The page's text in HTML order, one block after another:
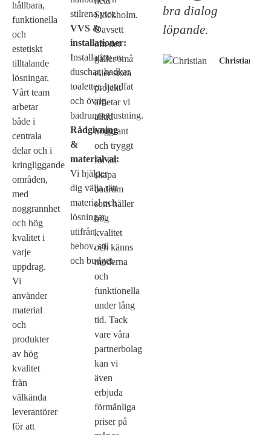
hållbara,
funktionella
och
estetiskt
tilltalande
lösningar.
Vårt team
arbetar
både i
centrala
delar och i
kringliggande
områden,
med
noggrannhet
och hög
kvalitet i
varje
uppdrag.
Vi
använder
material
och
produkter
av hög
kvalitet
från
välkända
leverantörer
för att
stilrena ytor.
VVS &
installationer:
Installation av
duschar, badkar,
toaletter, handfat
och övrig
badrumsutrustning.
Rådgivning
&
materialval:
Vi hjälper
dig välja rätt
material och
lösningar
utifrån
behov, stil
och budget.
Stockholm.
Oavsett
om det
gäller små
eller stora
projekt
arbetar vi
alltid
noggrant
och tryggt
för att
skapa
badrum
som håller
hög
kvalitet
och känns
moderna
och
funktionella
under lång
tid. Tack
vare våra
partnerbolag
kan vi
även
erbjuda
förmånliga
priser på
bra dialog
löpande.
Christian